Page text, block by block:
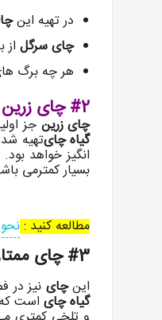
در تهیه این
چای سرگل
هر چه برگ
#2 چای زرین
چای زرینجز
گیاه چایتهیه
انگیز خواهد
بسیار کمترمی
مطالعه کنید :
#3 چای ممتاز
اینچای نیز در
گیاه چای است